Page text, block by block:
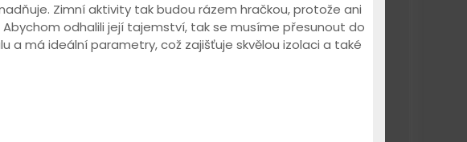
Zimní aktivity tak budou rázem hračkou, protože ani
Abychom odhalili její tajemství, tak se musíme přesunout do
má ideální parametry, což zajišťuje skvělou izolaci a také